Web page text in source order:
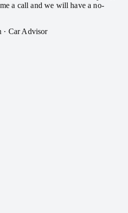
a call and we will have a no-
· Car Advisor